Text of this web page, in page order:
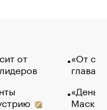
от
«От
глава
Маск в